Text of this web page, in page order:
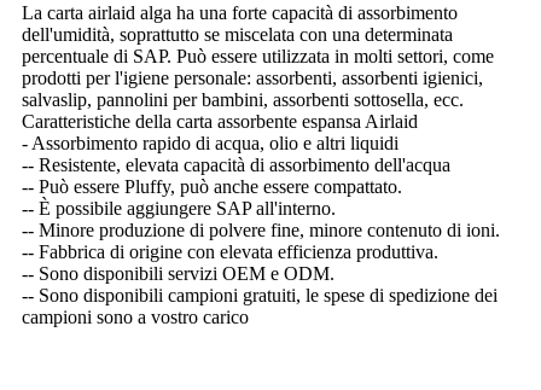
La carta airlaid alga ha una forte capacità di assorbimento
dell'umidità, soprattutto se miscelata con una determinata
percentuale di SAP. Può essere utilizzata in molti settori, come
prodotti per l'igiene personale: assorbenti, assorbenti igienici,
salvaslip, pannolini per bambini, assorbenti sottosella, ecc.
Caratteristiche della carta assorbente espansa Airlaid
- Assorbimento rapido di acqua, olio e altri liquidi
-- Resistente, elevata capacità di assorbimento dell'acqua
-- Può essere Pluffy, può anche essere compattato.
-- È possibile aggiungere SAP all'interno.
-- Minore produzione di polvere fine, minore contenuto di ioni.
-- Fabbrica di origine con elevata efficienza produttiva.
-- Sono disponibili servizi OEM e ODM.
-- Sono disponibili campioni gratuiti, le spese di spedizione dei
campioni sono a vostro carico